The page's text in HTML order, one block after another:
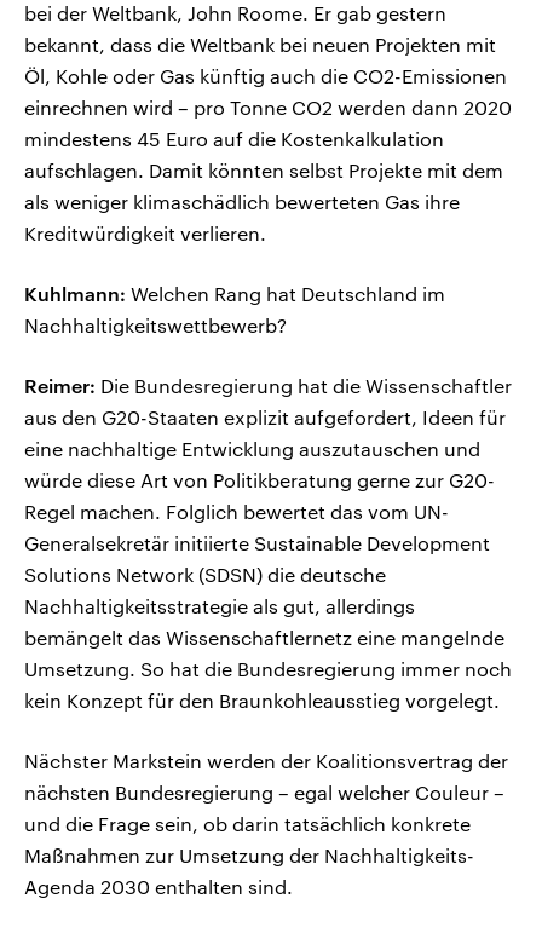
bei der Weltbank, John Roome. Er gab gestern
bekannt, dass die Weltbank bei neuen Projekten mit
Öl, Kohle oder Gas künftig auch die CO2-Emissionen
einrechnen wird – pro Tonne CO2 werden dann 2020
mindestens 45 Euro auf die Kostenkalkulation
aufschlagen. Damit könnten selbst Projekte mit dem
als weniger klimaschädlich bewerteten Gas ihre
Kreditwürdigkeit verlieren.
Kuhlmann: Welchen Rang hat Deutschland im
Nachhaltigkeitswettbewerb?
Reimer: Die Bundesregierung hat die Wissenschaftler
aus den G20-Staaten explizit aufgefordert, Ideen für
eine nachhaltige Entwicklung auszutauschen und
würde diese Art von Politikberatung gerne zur G20-
Regel machen. Folglich bewertet das vom UN-
Generalsekretär initiierte Sustainable Development
Solutions Network (SDSN) die deutsche
Nachhaltigkeitsstrategie als gut, allerdings
bemängelt das Wissenschaftlernetz eine mangelnde
Umsetzung. So hat die Bundesregierung immer noch
kein Konzept für den Braunkohleausstieg vorgelegt.
Nächster Markstein werden der Koalitionsvertrag der
nächsten Bundesregierung – egal welcher Couleur –
und die Frage sein, ob darin tatsächlich konkrete
Maßnahmen zur Umsetzung der Nachhaltigkeits-
Agenda 2030 enthalten sind.